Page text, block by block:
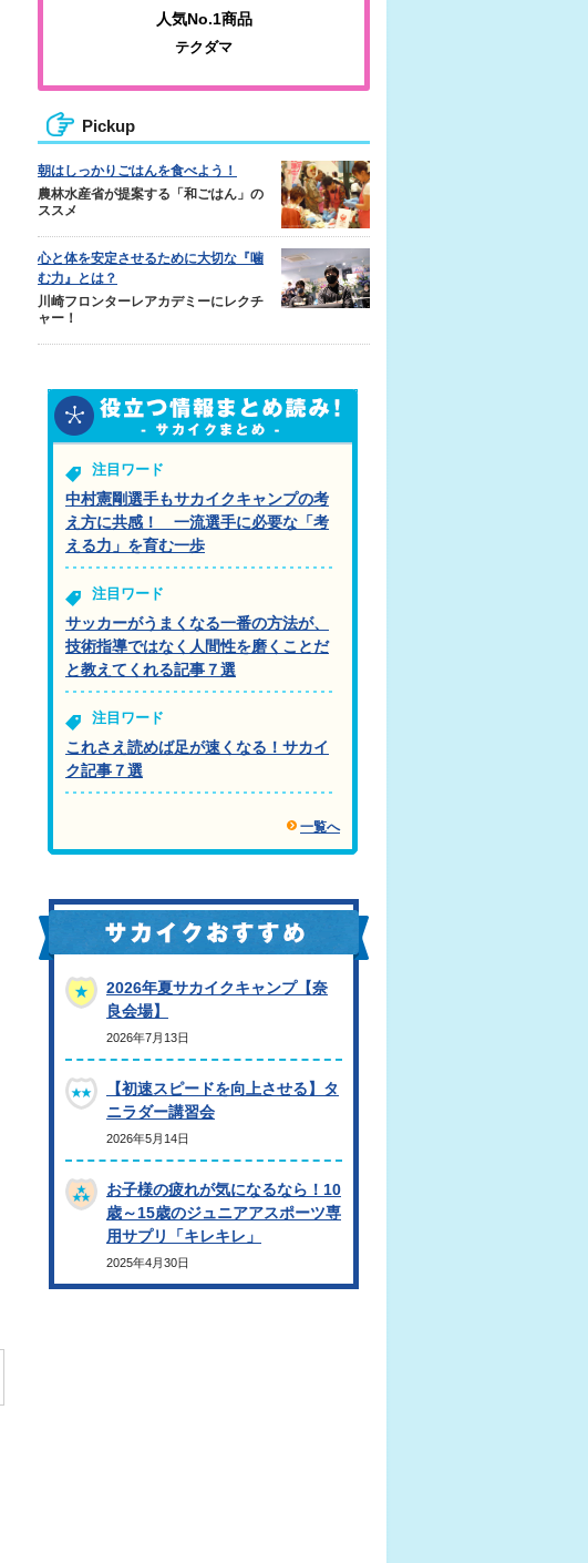
人気No.1商品
テクダマ
Pickup
朝はしっかりごはんを食べよう！
農林水産省が提案する「和ごはん」の
ススメ
心と体を安定させるために大切な『噛
む力』とは？
川崎フロンターレアカデミーにレクチ
ャー！
注目ワード
中村憲剛選手もサカイクキャンプの考
え方に共感！ 一流選手に必要な「考
える力」を育む一歩
注目ワード
サッカーがうまくなる一番の方法が、
技術指導ではなく人間性を磨くことだ
と教えてくれる記事７選
注目ワード
これさえ読めば足が速くなる！サカイ
ク記事７選
一覧へ
2026年夏サカイクキャンプ【奈
良会場】
2026年7月13日
【初速スピードを向上させる】タ
ニラダー講習会
2026年5月14日
お子様の疲れが気になるなら！10
歳～15歳のジュニアアスポーツ専
用サプリ「キレキレ」
2025年4月30日